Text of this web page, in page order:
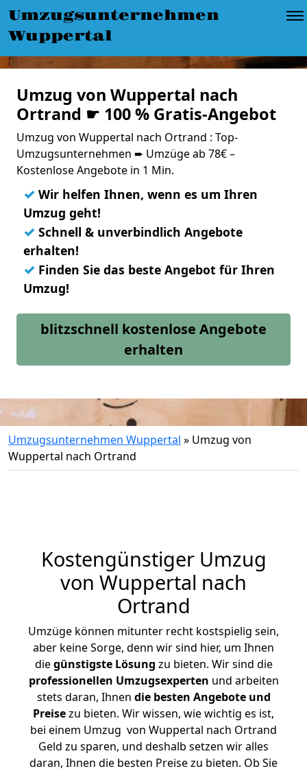
Umzugsunternehmen
Wuppertal
Umzug von Wuppertal nach
Ortrand ☛ 100 % Gratis-Angebot
Umzug von Wuppertal nach Ortrand : Top-
Umzugsunternehmen ➨ Umzüge ab 78€ –
Kostenlose Angebote in 1 Min.
✓ Wir helfen Ihnen, wenn es um Ihren
Umzug geht!
✓ Schnell & unverbindlich Angebote
erhalten!
✓ Finden Sie das beste Angebot für Ihren
Umzug!
blitzschnell kostenlose Angebote
erhalten
Umzugsunternehmen Wuppertal » Umzug von
Wuppertal nach Ortrand
Kostengünstiger Umzug
von Wuppertal nach
Ortrand
Umzüge können mitunter recht kostspielig sein,
aber keine Sorge, denn wir sind hier, um Ihnen
diegünstigste Lösung zu bieten. Wir sind die
professionellen Umzugsexperten und arbeiten
stets daran, Ihnen die besten Angebote und
Preisezu bieten. Wir wissen, wie wichtig es ist,
bei einem Umzug von Wuppertal nach Ortrand
Geld zu sparen, und deshalb setzen wir alles
daran, Ihnen die besten Preise zu bieten. Ob Sie